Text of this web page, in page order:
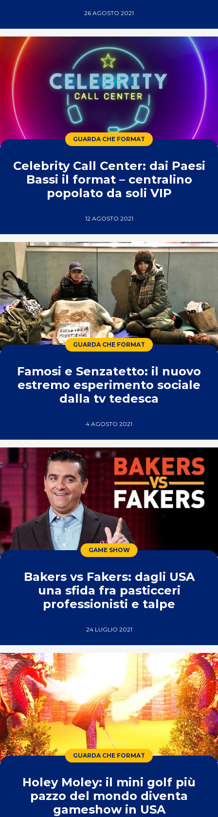
26 AGOSTO 2021
GUARDA CHE FORMAT
Celebrity Call Center: dai Paesi
Bassi il format – centralino
popolato da soli VIP
12 AGOSTO 2021
GUARDA CHE FORMAT
Famosi e Senzatetto: il nuovo
estremo esperimento sociale
dalla tv tedesca
4 AGOSTO 2021
GAME SHOW
Bakers vs Fakers: dagli USA
una sfida fra pasticceri
professionisti e talpe
24 LUGLIO 2021
GUARDA CHE FORMAT
Holey Moley: il mini golf più
pazzo del mondo diventa
gameshow in USA